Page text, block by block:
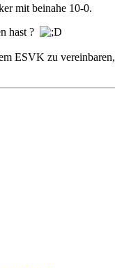
mit beinahe 10-0.
hast ?
ESVK zu